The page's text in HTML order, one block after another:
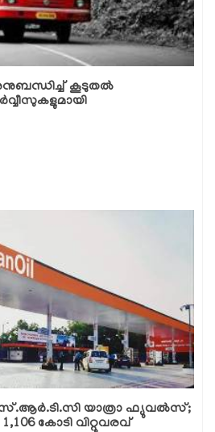
കൂടുതൽ
യാത്രാ ഫ്യുവൽസ്;
കോടി വിറ്റുവരവ്